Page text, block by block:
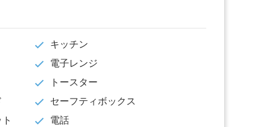
キッチン
電子レンジ
トースター
セーフティボックス
電話